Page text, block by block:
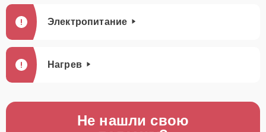
Электропитание
Нагрев
Не нашли свою